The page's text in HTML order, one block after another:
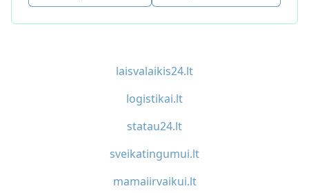
laisvalaikis24.lt
logistikai.lt
statau24.lt
sveikatingumui.lt
mamaiirvaikui.lt